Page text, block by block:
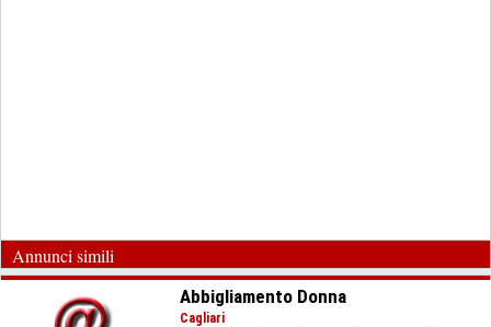
Annunci simili
Abbigliamento Donna
Cagliari